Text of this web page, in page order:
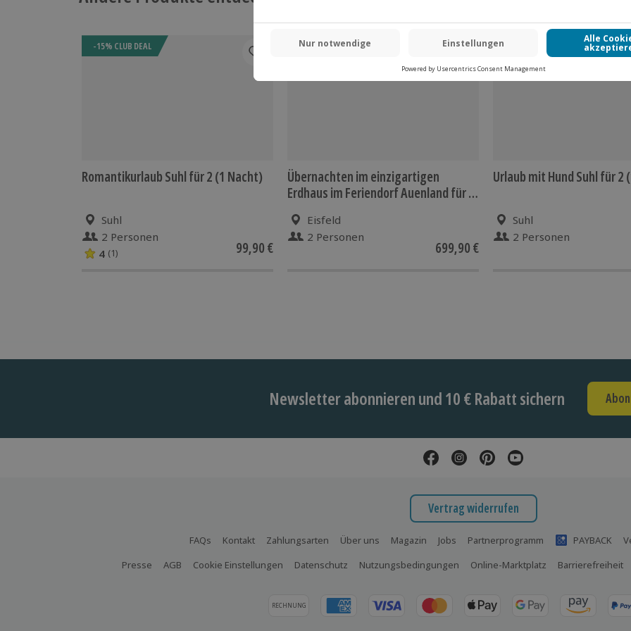
Kostenfreier Parkplatz
-15% CLUB DEAL
Romantikurlaub Suhl für 2 (1 Nacht)
Suhl
2 Personen
4 (1) 99,90 €
Übernachten im einzigartigen
Erdhaus im Feriendorf Auenland für 2
Eisfeld
2 Personen
699,90 €
Urlaub mit Hund Suhl für 2
Suhl
2 Personen
Newsletter abonnieren und 10 € Rabatt sichern
Vertrag widerrufen
FAQs Kontakt Zahlungsarten Über uns Magazin Jobs Partnerprogramm PAYBACK
Presse
AGB Cookie Einstellungen Datenschutz Nutzungsbedingungen Online-Marktplatz Barrierefreiheit
RECHNUNG